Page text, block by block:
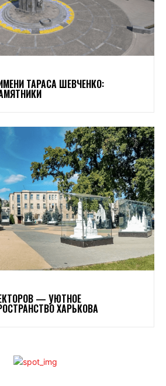
ТАРАСА ШЕВЧЕНКО:
— УЮТНОЕ
ХАРЬКОВА